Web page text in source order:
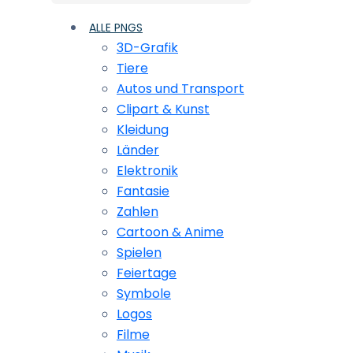
ALLE PNGS
3D-Grafik
Tiere
Autos und Transport
Clipart & Kunst
Kleidung
Länder
Elektronik
Fantasie
Zahlen
Cartoon & Anime
Spielen
Feiertage
Symbole
Logos
Filme